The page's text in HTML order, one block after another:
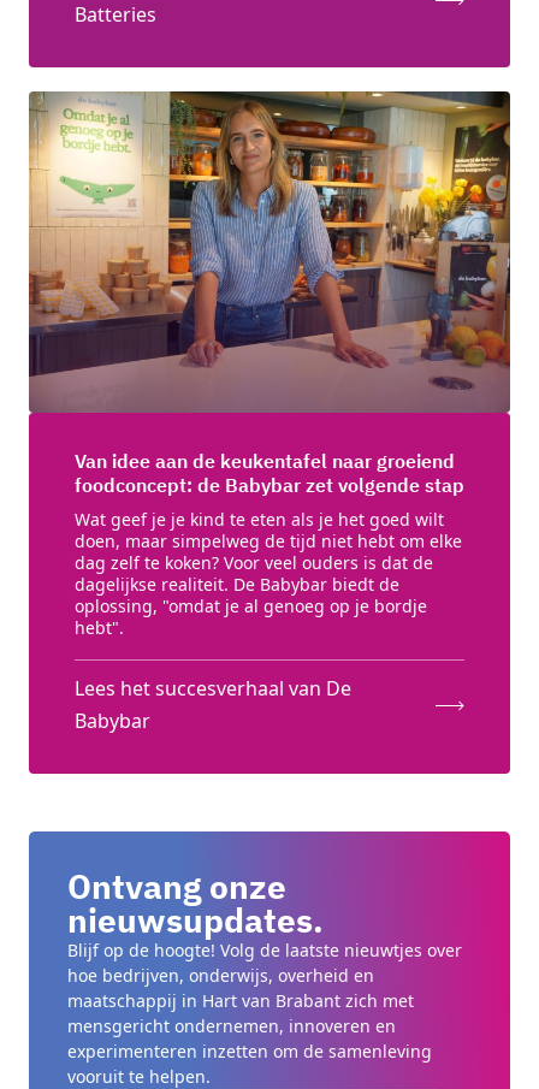
Batteries
Van idee aan de keukentafel naar groeiend
foodconcept: de Babybar zet volgende stap
Wat geef je je kind te eten als je het goed wilt
doen, maar simpelweg de tijd niet hebt om elke
dag zelf te koken? Voor veel ouders is dat de
dagelijkse realiteit. De Babybar biedt de
oplossing, "omdat je al genoeg op je bordje
hebt".
Lees het succesverhaal van De
Babybar
Ontvang onze
nieuwsupdates.
Blijf op de hoogte! Volg de laatste nieuwtjes over
hoe bedrijven, onderwijs, overheid en
maatschappij in Hart van Brabant zich met
mensgericht ondernemen, innoveren en
experimenteren inzetten om de samenleving
vooruit te helpen.